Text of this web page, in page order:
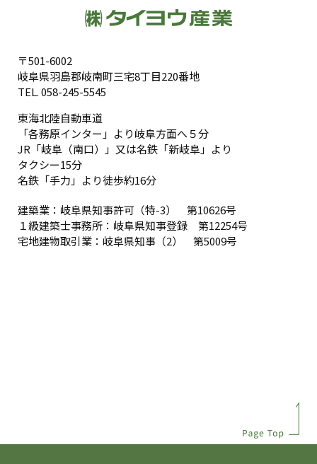
〒501-6002
岐阜県羽島郡岐南町三宅8丁目220番地
TEL.058-245-5545
東海北陸自動車道
「各務原インター」より岐阜方面へ５分
JR「岐阜（南口）」又は名鉄「新岐阜」より
タクシー15分
名鉄「手力」より徒歩約16分
建築業：岐阜県知事許可（特-3） 第10626号
１級建築士事務所：岐阜県知事登録 第12254号
宅地建物取引業：岐阜県知事（2） 第5009号